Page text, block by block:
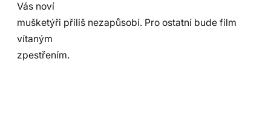
Vás noví
mušketýři příliš nezapůsobí. Pro ostatní bude film
vítaným
zpestřením.